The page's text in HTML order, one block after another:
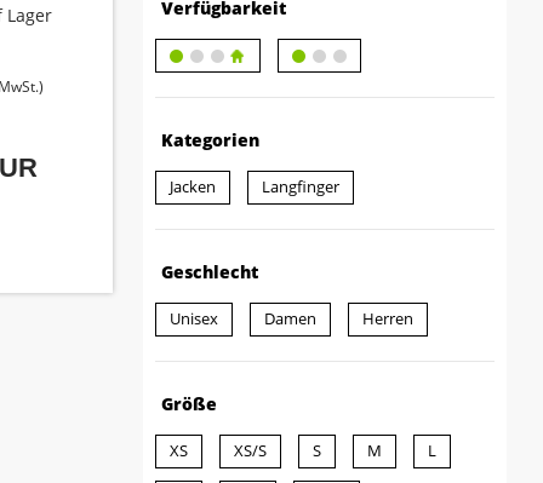
Lager Verfügbarkeit
Kategorien
Jacken Langfinger
Geschlecht
Unisex Damen Herren
Größe
XS XS/S S M L